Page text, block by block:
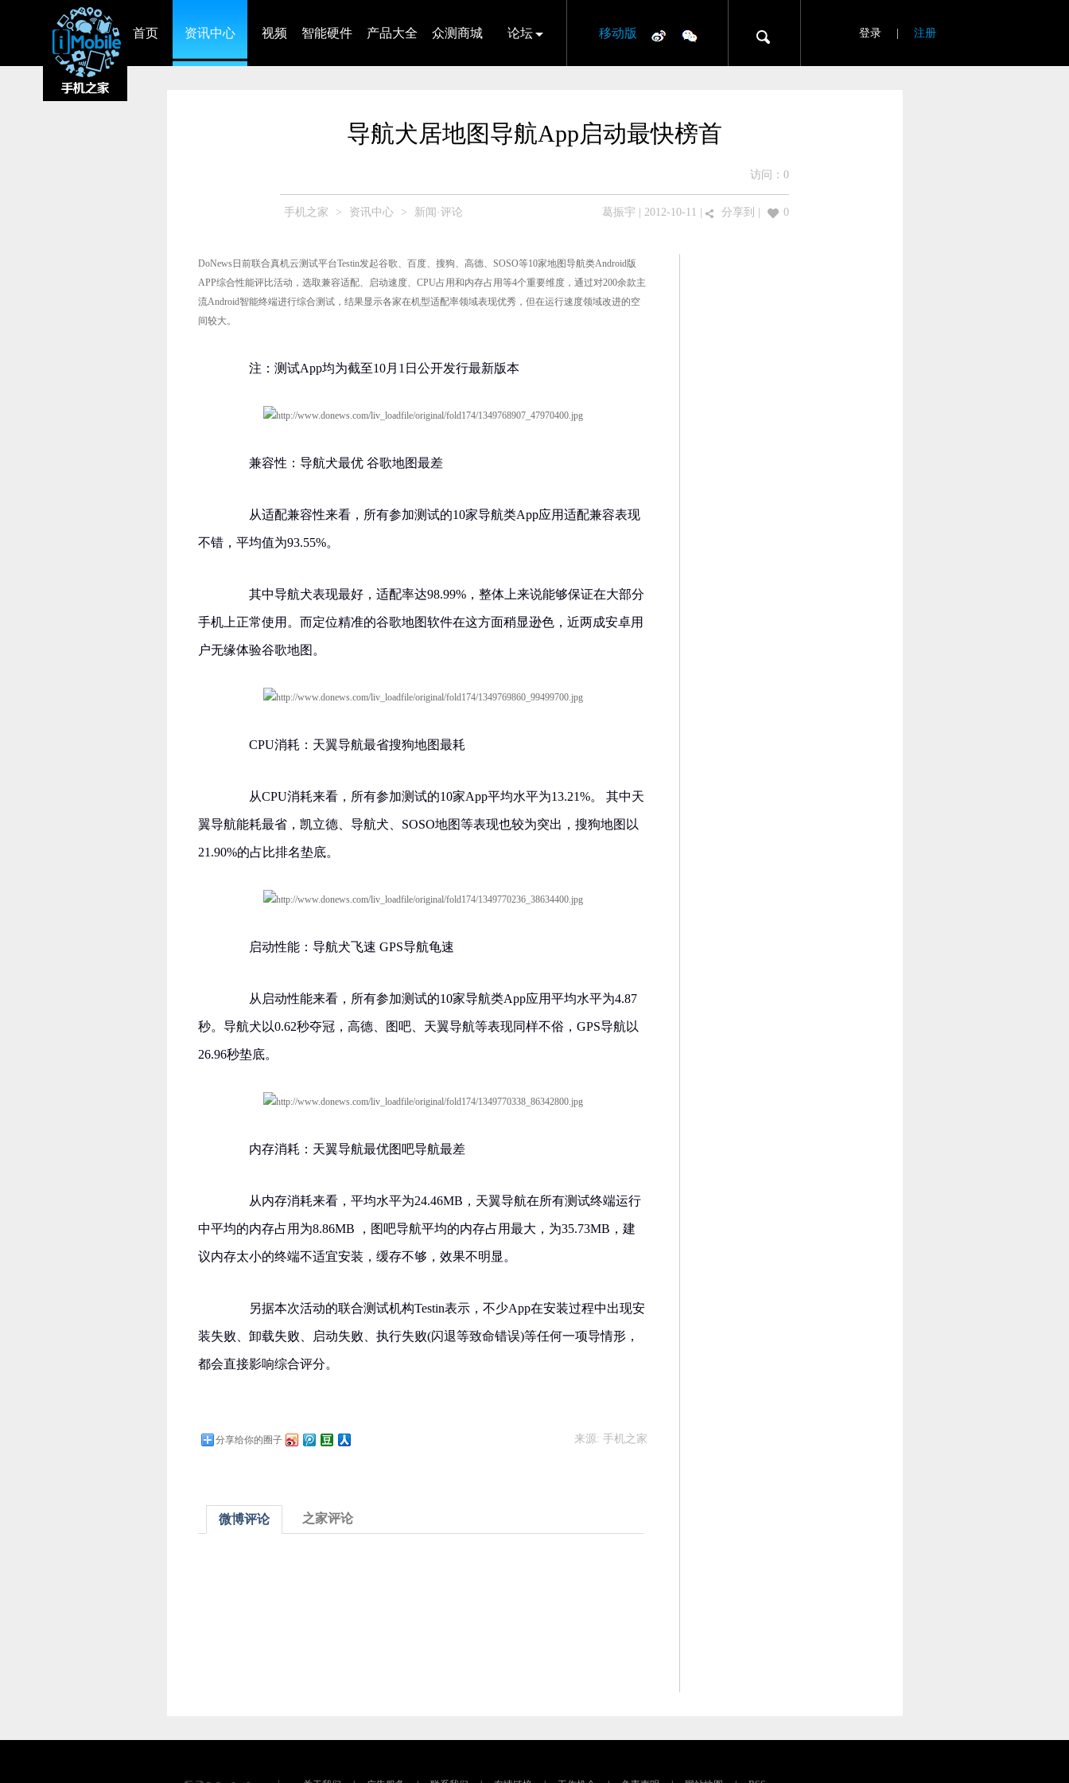
首页 资讯中心 视频 智能硬件 产品大全 众测商城 论坛 移动版 登录 注册
导航犬居地图导航App启动最快榜首
访问： 0
手机之家 > 资讯中心 > 新闻·评论 葛振宇 | 2012-10-11 | 分享到 0
DoNews日前联合真机云测试平台Testin发起谷歌、百度、搜狗、高德、SOSO等10家地图导航类Android版
APP综合性能评比活动，选取兼容适配、启动速度、CPU占用和内存占用等4个重要维度，通过对200余款主
流Android智能终端进行综合测试，结果显示各家在机型适配率领域表现优秀，但在运行速度领域改进的空
间较大。
注：测试App均为截至10月1日公开发行最新版本
兼容性：导航犬最优 谷歌地图最差
从适配兼容性来看，所有参加测试的10家导航类App应用适配兼容表现
不错，平均值为93.55%。
其中导航犬表现最好，适配率达98.99%，整体上来说能够保证在大部分
手机上正常使用。而定位精准的谷歌地图软件在这方面稍显逊色，近两成安卓用
户无缘体验谷歌地图。
CPU消耗：天翼导航最省搜狗地图最耗
从CPU消耗来看，所有参加测试的10家App平均水平为13.21%。 其中天
翼导航能耗最省，凯立德、导航犬、SOSO地图等表现也较为突出，搜狗地图以
21.90%的占比排名垫底。
启动性能：导航犬飞速 GPS导航龟速
从启动性能来看，所有参加测试的10家导航类App应用平均水平为4.87
秒。导航犬以0.62秒夺冠，高德、图吧、天翼导航等表现同样不俗，GPS导航以
26.96秒垫底。
内存消耗：天翼导航最优图吧导航最差
从内存消耗来看，平均水平为24.46MB，天翼导航在所有测试终端运行
中平均的内存占用为8.86MB ，图吧导航平均的内存占用最大，为35.73MB，建
议内存太小的终端不适宜安装，缓存不够，效果不明显。
另据本次活动的联合测试机构Testin表示，不少App在安装过程中出现安
装失败、卸载失败、启动失败、执行失败(闪退等致命错误)等任何一项导情形，
都会直接影响综合评分。
分享给你的圈子 来源: 手机之家
微博评论 之家评论